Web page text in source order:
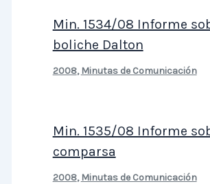
Min. 1534/08 Informe
boliche Dalton
2008, Minutas de Comunicación
Min. 1535/08 Informe
comparsa
2008, Minutas de Comunicación